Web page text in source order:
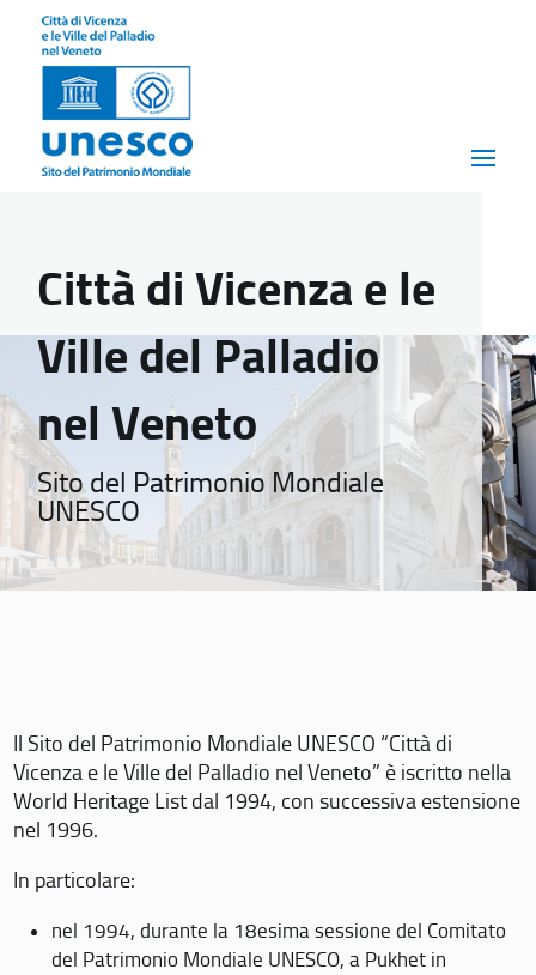
Città di Vicenza e le
Ville del Palladio
nel Veneto
Sito del Patrimonio Mondiale
UNESCO
Il Sito del Patrimonio Mondiale UNESCO “Città di
Vicenza e le Ville del Palladio nel Veneto” è iscritto nella
World Heritage List dal 1994, con successiva estensione
nel 1996.
In particolare:
nel 1994, durante la 18esima sessione del Comitato
del Patrimonio Mondiale UNESCO, a Pukhet in